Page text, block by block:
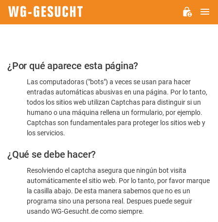
Por
favor,
confirme
humano
¿Por qué aparece esta página?
Las computadoras ("bots") a veces se usan para hacer
entradas automáticas abusivas en una página. Por lo tanto,
todos los sitios web utilizan Captchas para distinguir si un
humano o una máquina rellena un formulario, por ejemplo.
Captchas son fundamentales para proteger los sitios web y
los servicios.
¿Qué se debe hacer?
Resolviendo el captcha asegura que ningún bot visita
automáticamente el sitio web. Por lo tanto, por favor marque
la casilla abajo. De esta manera sabemos que no es un
programa sino una persona real. Despues puede seguir
usando WG-Gesucht.de como siempre.